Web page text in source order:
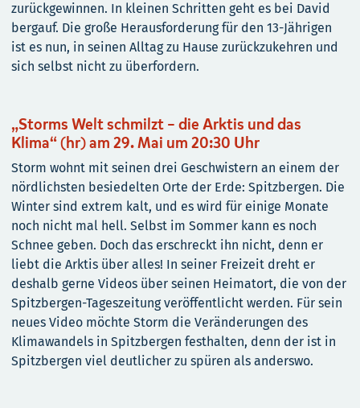
zurückgewinnen. In kleinen Schritten geht es bei David
bergauf. Die große Herausforderung für den 13-Jährigen
ist es nun, in seinen Alltag zu Hause zurückzukehren und
sich selbst nicht zu überfordern.
„Storms Welt schmilzt – die Arktis und das
Klima“ (hr) am 29. Mai um 20:30 Uhr
Storm wohnt mit seinen drei Geschwistern an einem der
nördlichsten besiedelten Orte der Erde: Spitzbergen. Die
Winter sind extrem kalt, und es wird für einige Monate
noch nicht mal hell. Selbst im Sommer kann es noch
Schnee geben. Doch das erschreckt ihn nicht, denn er
liebt die Arktis über alles! In seiner Freizeit dreht er
deshalb gerne Videos über seinen Heimatort, die von der
Spitzbergen-Tageszeitung veröffentlicht werden. Für sein
neues Video möchte Storm die Veränderungen des
Klimawandels in Spitzbergen festhalten, denn der ist in
Spitzbergen viel deutlicher zu spüren als anderswo.